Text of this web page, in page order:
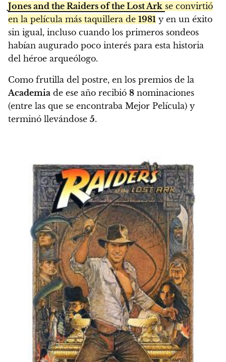
Jones and the Raiders of the Lost Ark se convirtió
en la película más taquillera de 1981 y en un éxito
sin igual, incluso cuando los primeros sondeos
habían augurado poco interés para esta historia
del héroe arqueólogo.
Como frutilla del postre, en los premios de la
Academia de ese año recibió 8 nominaciones
(entre las que se encontraba Mejor Película) y
terminó llevándose 5.